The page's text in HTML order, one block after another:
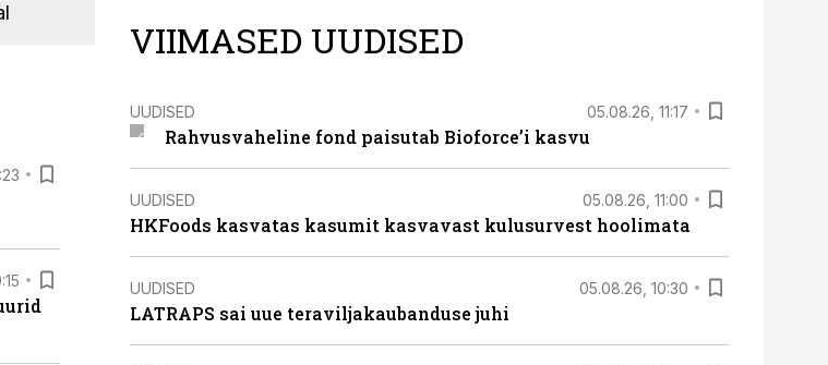
VIIMASED UUDISED
UUDISED 05.08.26, 11:17
Rahvusvaheline fond paisutab Bioforce’i kasvu
UUDISED 05.08.26, 11:00
HKFoods kasvatas kasumit kasvavast kulusurvest hoolimata
UUDISED 05.08.26, 10:30
LATRAPS sai uue teraviljakaubanduse juhi